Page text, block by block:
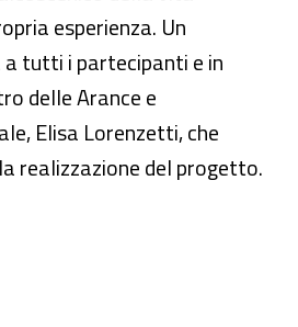
esperienza. Un
tutti i partecipanti e in
delle Arance e
Elisa Lorenzetti, che
realizzazione del progetto.